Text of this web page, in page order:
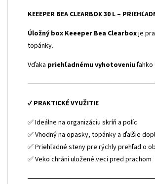
KEEEPER BEA CLEARBOX 30 L –
Úložný box Keeeper Bea Clearboxje
topánky.
Vďaka priehľadnému vyhotoveniuľahko
✔ PRAKTICKÉ VYUŽITIE
✅ Ideálne na organizáciu skríň a políc
✅ Vhodný na opasky, topánky a ďalšie
✅ Priehľadné steny pre rýchly prehľad o
✅ Veko chráni uložené veci pred prachom